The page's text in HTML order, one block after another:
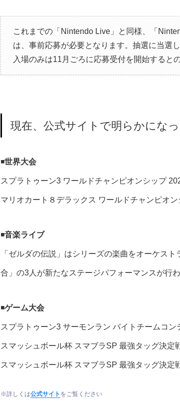
これまでの「Nintendo Live」と同様、「
は、事前応募が必要となります。抽選に当選
入場のみは11月ごろに応募受付を開始すると
現在、公式サイトで明らかにな
◾️世界大会
スプラトゥーン3 ワールドチャンピオンシップ
マリオカート８デラックス ワールドチャンピオ
◾️音楽ライブ
「ゼルダの伝説」はシリーズの楽曲をオーケス
合」の3人が新たなステージパフォーマンスが行わ
◾️ゲーム大会
スプラトゥーン3 サーモンラン バイトチームコ
スマッシュボール杯 スマブラSP 最強タッグ決定
スマッシュボール杯 スマブラSP 最強タッグ決定
※詳しくは公式サイト をご覧ください